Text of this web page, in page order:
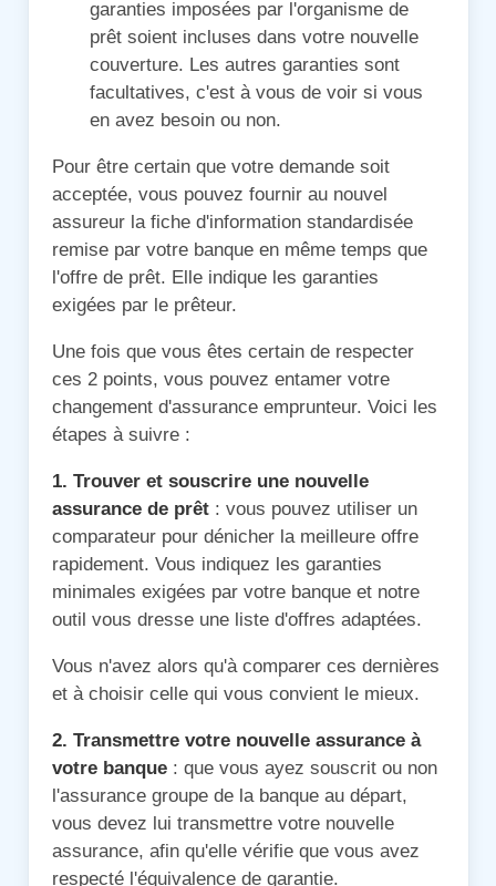
garanties imposées par l'organisme de
prêt soient incluses dans votre nouvelle
couverture. Les autres garanties sont
facultatives, c'est à vous de voir si vous
en avez besoin ou non.
Pour être certain que votre demande soit
acceptée, vous pouvez fournir au nouvel
assureur la fiche d'information standardisée
remise par votre banque en même temps que
l'offre de prêt. Elle indique les garanties
exigées par le prêteur.
Une fois que vous êtes certain de respecter
ces 2 points, vous pouvez entamer votre
changement d'assurance emprunteur. Voici les
étapes à suivre :
1. Trouver et souscrire une nouvelle
assurance de prêt: vous pouvez utiliser un
comparateur pour dénicher la meilleure offre
rapidement. Vous indiquez les garanties
minimales exigées par votre banque et notre
outil vous dresse une liste d'offres adaptées.
Vous n'avez alors qu'à comparer ces dernières
et à choisir celle qui vous convient le mieux.
2. Transmettre votre nouvelle assurance à
votre banque : que vous ayez souscrit ou non
l'assurance groupe de la banque au départ,
vous devez lui transmettre votre nouvelle
assurance, afin qu'elle vérifie que vous avez
respecté l'équivalence de garantie.